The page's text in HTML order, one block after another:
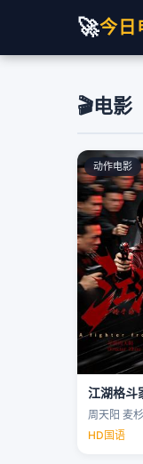
🚀今日
🎬电影
动作电影
江湖格斗
HD国语